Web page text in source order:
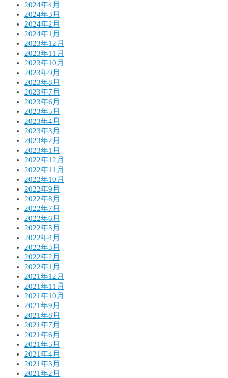
2024年4月
2024年3月
2024年2月
2024年1月
2023年12月
2023年11月
2023年10月
2023年9月
2023年8月
2023年7月
2023年6月
2023年5月
2023年4月
2023年3月
2023年2月
2023年1月
2022年12月
2022年11月
2022年10月
2022年9月
2022年8月
2022年7月
2022年6月
2022年5月
2022年4月
2022年3月
2022年2月
2022年1月
2021年12月
2021年11月
2021年10月
2021年9月
2021年8月
2021年7月
2021年6月
2021年5月
2021年4月
2021年3月
2021年2月